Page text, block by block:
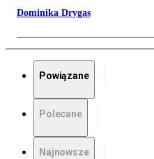
Dominika Drygas
Powiązane
Polecane
Najnowsze